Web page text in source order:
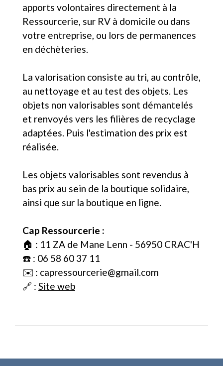
apports volontaires directement à la
Ressourcerie, sur RV à domicile ou dans
votre entreprise, ou lors de permanences
en déchèteries.
La valorisation consiste au tri, au contrôle,
au nettoyage et au test des objets. Les
objets non valorisables sont démantelés
et renvoyés vers les filières de recyclage
adaptées. Puis l'estimation des prix est
réalisée.
Les objets valorisables sont revendus à
bas prix au sein de la boutique solidaire,
ainsi que sur la boutique en ligne.
Cap Ressourcerie :
🏠 : 11 ZA de Mane Lenn - 56950 CRAC'H
☎️ : 06 58 60 37 11
✉️ : capressourcerie@gmail.com
🔗 : Site web